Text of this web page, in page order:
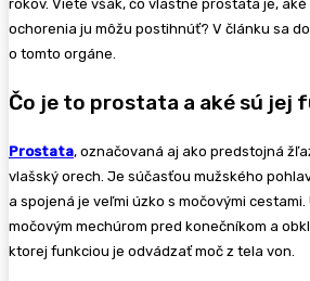
rokov. Viete však, čo vlastne prostata je,
ochorenia ju môžu postihnúť? V článku sa
o tomto orgáne.
Čo je to prostata a aké sú jej
Prostata, označovaná aj ako predstojná
vlašský orech. Je súčasťou mužského
a spojená je veľmi úzko s močovými
močovým mechúrom pred konečníkom a
ktorej funkciou je odvádzať moč z tela von.